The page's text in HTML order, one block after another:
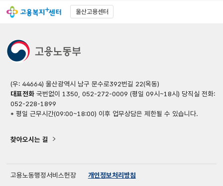
울산고용센터
(우: 44664) 울산광역시 남구 문수로392번길 22(옥동)
대표전화국번없이 1350, 052-272-0009 (평일 09시~18시) 당직실 전화:
052-228-1899
* 평일 근무시간(09:00~18:00) 이후 업무상담은 제한될 수 있습니다.
찾아오시는 길
고용노동행정서비스헌장 개인정보처리방침